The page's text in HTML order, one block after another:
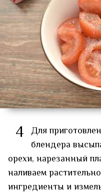
4 Для
блендера
орехи, нарезанный
наливаем
ингредиенты и